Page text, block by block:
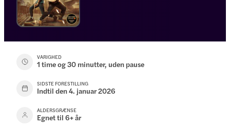
VARIGHED
1 time og 30 minutter, uden pause
SIDSTE FORESTILLING
Indtil den 4. januar 2026
ALDERSGRÆNSE
Egnet til 6+ år